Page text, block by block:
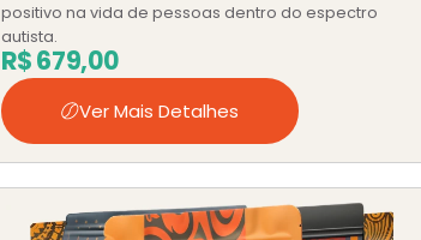
positivo na vida de pessoas dentro do espectro
autista.
R$679,00
Ver Mais Detalhes